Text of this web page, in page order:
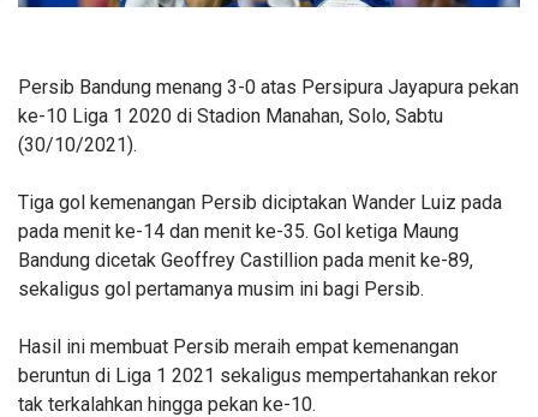
Persib Bandung menang 3-0 atas Persipura Jayapura pekan
ke-10 Liga 1 2020 di Stadion Manahan, Solo, Sabtu
(30/10/2021).
Tiga gol kemenangan Persib diciptakan Wander Luiz pada
pada menit ke-14 dan menit ke-35. Gol ketiga Maung
Bandung dicetak Geoffrey Castillion pada menit ke-89,
sekaligus gol pertamanya musim ini bagi Persib.
Hasil ini membuat Persib meraih empat kemenangan
beruntun di Liga 1 2021 sekaligus mempertahankan rekor
tak terkalahkan hingga pekan ke-10.